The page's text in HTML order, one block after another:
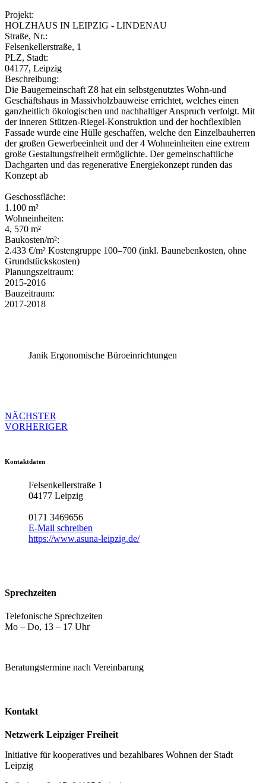
Projekt:
HOLZHAUS IN LEIPZIG - LINDENAU
Straße, Nr.:
Felsenkellerstraße, 1
PLZ, Stadt:
04177, Leipzig
Beschreibung:
Die Baugemeinschaft Z8 hat ein selbstgenutztes Wohn-und
Geschäftshaus in Massivholzbauweise errichtet, welches einen
ganzheitlich ökologischen und nachhaltiger Anspruch verfolgt. Mit
der inneren Stützen-Riegel-Konstruktion und der hochflexiblen
Fassade wurde eine Hülle geschaffen, welche den Einzelbauherren
der großen Gewerbeeinheit und der 4 Wohneinheiten eine extrem
große Gestaltungsfreiheit ermöglichte. Der gemeinschaftliche
Dachgarten und das regenerative Energiekonzept runden das
Konzept ab
Geschossfläche:
1.100 m²
Wohneinheiten:
4, 570 m²
Baukosten/m²:
2.433 €/m² Kostengruppe 100–700 (inkl. Baunebenkosten, ohne
Grundstückskosten)
Planungszeitraum:
2015-2016
Bauzeitraum:
2017-2018
Janik Ergonomische Büroeinrichtungen
NÄCHSTER
VORHERIGER
Kontaktdaten
Felsenkellerstraße 1
04177 Leipzig
0171 3469656
E-Mail schreiben
https://www.asuna-leipzig.de/
Sprechzeiten
Telefonische Sprechzeiten
Mo – Do, 13 – 17 Uhr
Beratungstermine nach Vereinbarung
Kontakt
Netzwerk Leipziger Freiheit
Initiative für kooperatives und bezahlbares Wohnen der Stadt
Leipzig